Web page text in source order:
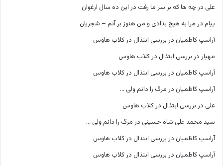
علی درچه ها که بر سر ما رفت در این ده سال ارغوان
پیام در مرا به هیچ بدادی و من هنوز بر آنم – شجریان
آراسپ کاظمیان در بررسی ابتذال در کلاب هاوس
مهیار در بررسی ابتذال در کلاب هاوس
آراسپ کاظمیان در بررسی ابتذال در کلاب هاوس
آراسپ کاظمیان در مرگ را دانم ولی …
علی در بررسی ابتذال در کلاب هاوس
سید محمد علی شاه حسینی در مرگ را دانم ولی …
آراسپ کاظمیان در بررسی ابتذال در کلاب هاوس
آراسپ کاظمیان در بررسی ابتذال در کلاب هاوس